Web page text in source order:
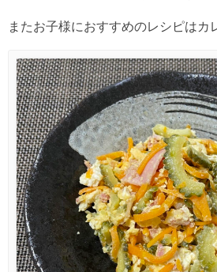
またお子様におすすめのレシピはカ